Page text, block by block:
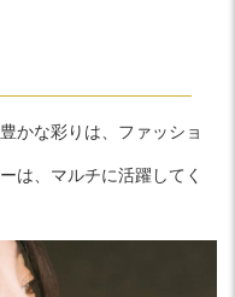
かな彩りは、ファッショ
は、マルチに活躍してく